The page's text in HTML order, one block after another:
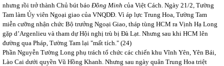
nhưng rồi trở thành Chủ bút báo Đồng Minh của Việt Cách. Ngày 21/2, Tường
Tam làm Ủy viên Ngoại giao của VNQDĐ. Vì áp lực Trung Hoa, Tường Tam
miễn cưỡng nhận chức Bộ trưởng Ngoại Giao, tháp tùng HCM ra Vịnh Hạ Long
gặp d’Argenlieu và tham dự Hội nghị trù bị Đà Lạt. Nhưng sau khi HCM lên
đường qua Pháp, Tường Tam lại "mất tích." (24)
Phần Nguyễn Tường Long phụ trách tổ chức các chiến khu Vĩnh Yên, Yên Bái,
Lào Cai dưới quyền Vũ Hồng Khanh. Nhưng sau ngày quân Trung Hoa triệt